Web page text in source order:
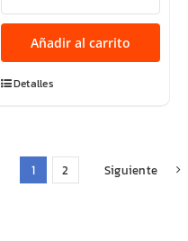
VICTRA
SPORT-
108Y
cantidad
Añadir al carrito
Detalles
1 2 Siguiente